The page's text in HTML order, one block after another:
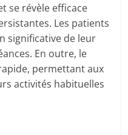
se révèle efficace
Les patients
significative de leur
En outre, le
permettant aux
activités habituelles